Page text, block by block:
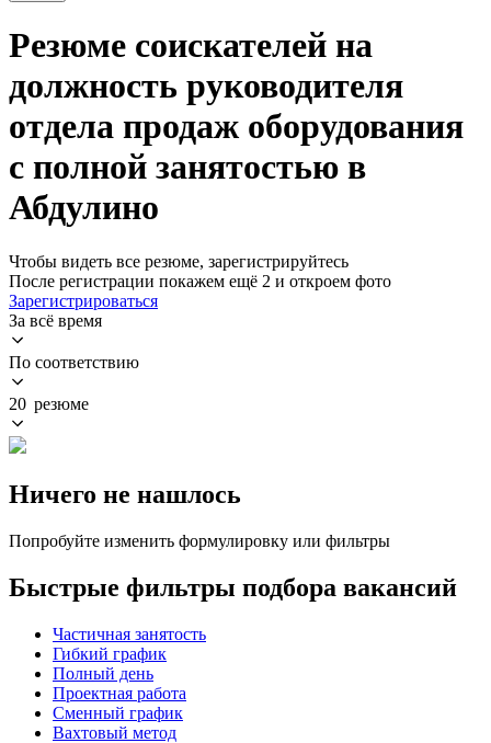
Резюме соискателей на
должность руководителя
отдела продаж оборудования
с полной занятостью в
Абдулино
Чтобы видеть все резюме, зарегистрируйтесь
После регистрации покажем ещё 2 и откроем фото
Зарегистрироваться
За всё время
По соответствию
20 резюме
Ничего не нашлось
Попробуйте изменить формулировку или фильтры
Быстрые фильтры подбора вакансий
Частичная занятость
Гибкий график
Полный день
Проектная работа
Сменный график
Вахтовый метод